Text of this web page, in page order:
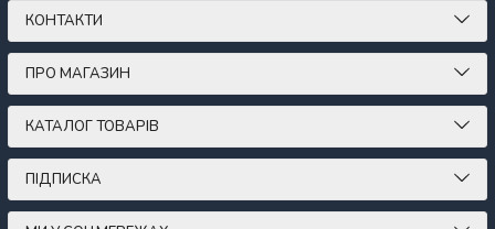
КОНТАКТИ
ПРО МАГАЗИН
КАТАЛОГ ТОВАРІВ
ПІДПИСКА